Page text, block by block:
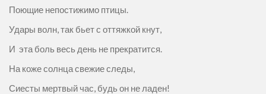
Поющие непостижимо птицы.
Удары волн, так бьет с оттяжкой кнут,
И эта боль весь день не прекратится.
На коже солнца свежие следы,
Сиесты мертвый час, будь он не ладен!